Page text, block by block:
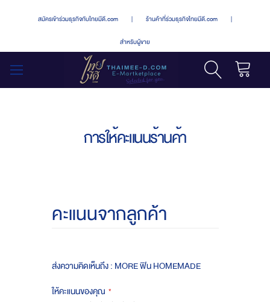
สมัครเข้าร่วมธุรกิจกับไทยมีดี.com | ร้านค้าที่ร่วมธุรกิจไทยมีดี.com |
สำหรับผู้ขาย
การให้คะแนนร้านค้า
คะแนนจากลูกค้า
ส่งความคิดเห็นถึง : MORE ฟิน HOMEMADE
ให้คะแนนของคุณ